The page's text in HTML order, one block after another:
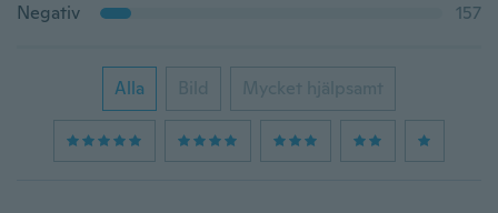
Negativ
157
Alla Bild Mycket hjälpsamt